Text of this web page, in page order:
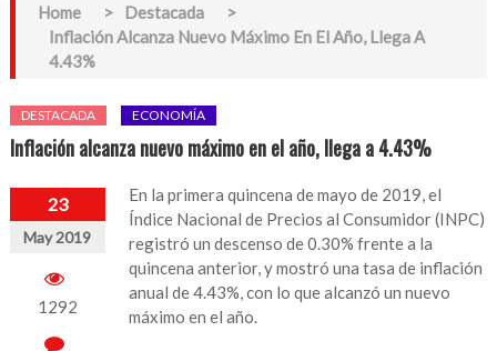
Home > Destacada
>
Inflación Alcanza Nuevo Máximo En El Año, Llega A
4.43%
DESTACADA ECONOMÍA
Inflación alcanza nuevo máximo en el año, llega a 4.43%
23
May 2019
1292
En la primera quincena de mayo de 2019, el
Índice Nacional de Precios al Consumidor (INPC)
registró un descenso de 0.30% frente a la
quincena anterior, y mostró una tasa de inflación
anual de 4.43%, con lo que alcanzó un nuevo
máximo en el año.